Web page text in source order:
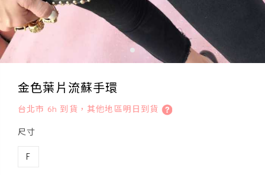
金色葉片流蘇手環
台北市 6h 到貨，其他地區明日到貨
尺寸
F